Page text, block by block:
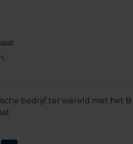
bedrijf ter wereld met het B